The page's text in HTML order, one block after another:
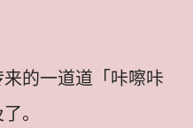
的一道道「咔嚓咔
。